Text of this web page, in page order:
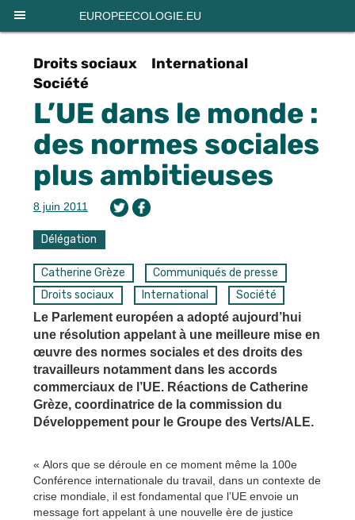
EUROPEECOLOGIE.EU
Droits sociaux
International
Société
L’UE dans le monde :
des normes sociales
plus ambitieuses
8 juin 2011
Délégation
Catherine Grèze
Communiqués de presse
Droits sociaux
International
Société
Le Parlement européen a adopté aujourd’hui
une résolution appelant à une meilleure mise en
œuvre des normes sociales et des droits des
travailleurs notamment dans les accords
commerciaux de l’UE. Réactions de Catherine
Grèze, coordinatrice de la commission du
Développement pour le Groupe des Verts/ALE.
« Alors que se déroule en ce moment même la 100e
Conférence internationale du travail, dans un contexte de
crise mondiale, il est fondamental que l’UE envoie un
message fort appelant à une nouvelle ère de justice